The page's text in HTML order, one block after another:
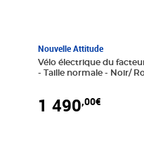
Nouvelle Attitude
Vélo électrique du
- Taille normale - Noir/
1 490,00€